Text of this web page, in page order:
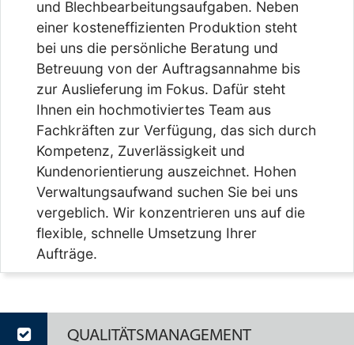
und Blechbearbeitungsaufgaben. Neben
einer kosteneffizienten Produktion steht
bei uns die persönliche Beratung und
Betreuung von der Auftragsannahme bis
zur Auslieferung im Fokus. Dafür steht
Ihnen ein hochmotiviertes Team aus
Fachkräften zur Verfügung, das sich durch
Kompetenz, Zuverlässigkeit und
Kundenorientierung auszeichnet. Hohen
Verwaltungsaufwand suchen Sie bei uns
vergeblich. Wir konzentrieren uns auf die
flexible, schnelle Umsetzung Ihrer
Aufträge.
QUALITÄTSMANAGEMENT